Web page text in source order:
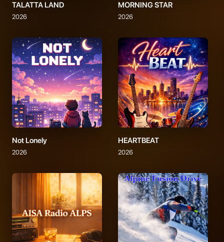
TALATTA LAND
2026
MORNING STAR
2026
Not Lonely
2026
HEARTBEAT
2026